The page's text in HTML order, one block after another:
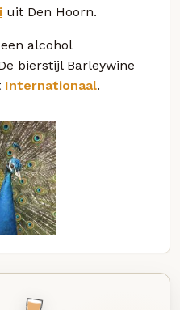
uit Den Hoorn.
alcohol
bierstijl Barleywine
Internationaal.